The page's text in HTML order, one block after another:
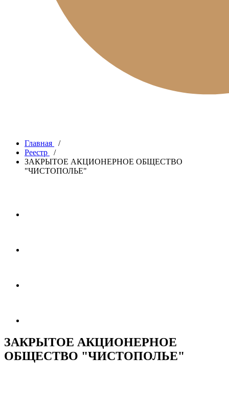
Главная
/
Реестр
/
ЗАКРЫТОЕ АКЦИОНЕРНОЕ ОБЩЕСТВО
"ЧИСТОПОЛЬЕ"
ЗАКРЫТОЕ АКЦИОНЕРНОЕ
ОБЩЕСТВО "ЧИСТОПОЛЬЕ"